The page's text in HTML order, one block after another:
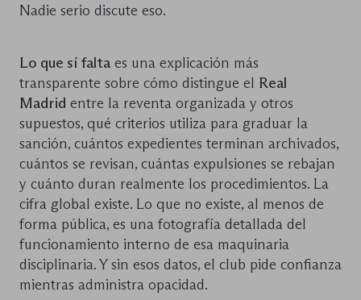
Nadie serio discute eso.
Lo que sí falta es una explicación más
transparente sobre cómo distingue el Real
Madrid entre la reventa organizada y otros
supuestos, qué criterios utiliza para graduar la
sanción, cuántos expedientes terminan archivados,
cuántos se revisan, cuántas expulsiones se rebajan
y cuánto duran realmente los procedimientos. La
cifra global existe. Lo que no existe, al menos de
forma pública, es una fotografía detallada del
funcionamiento interno de esa maquinaria
disciplinaria. Y sin esos datos, el club pide confianza
mientras administra opacidad.